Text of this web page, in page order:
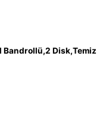
Bandrollü,2 Disk,Temiz